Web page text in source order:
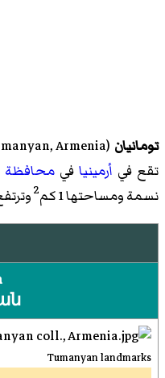
تومانيان (
Armenia
تقع في أرمينيافي محافظة
نسمة ومساحتها 1 كم
2
Tumanyan landmarks